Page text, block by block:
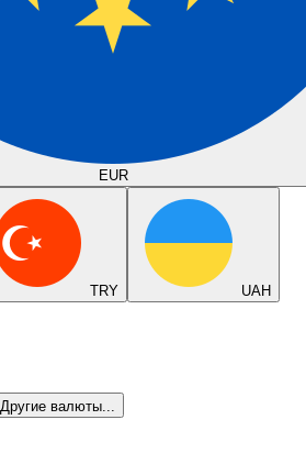
EUR
TRY UAH
Другие валюты...